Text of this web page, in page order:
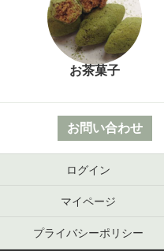
お茶菓子
お問い合わせ
ログイン
マイページ
プライバシーポリシー